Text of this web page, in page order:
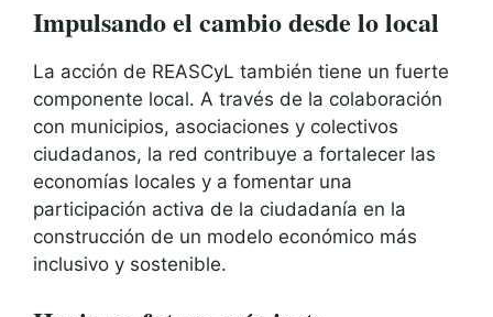
Impulsando el cambio desde lo local
La acción de REASCyL también tiene un fuerte
componente local. A través de la colaboración
con municipios, asociaciones y colectivos
ciudadanos, la red contribuye a fortalecer las
economías locales y a fomentar una
participación activa de la ciudadanía en la
construcción de un modelo económico más
inclusivo y sostenible.